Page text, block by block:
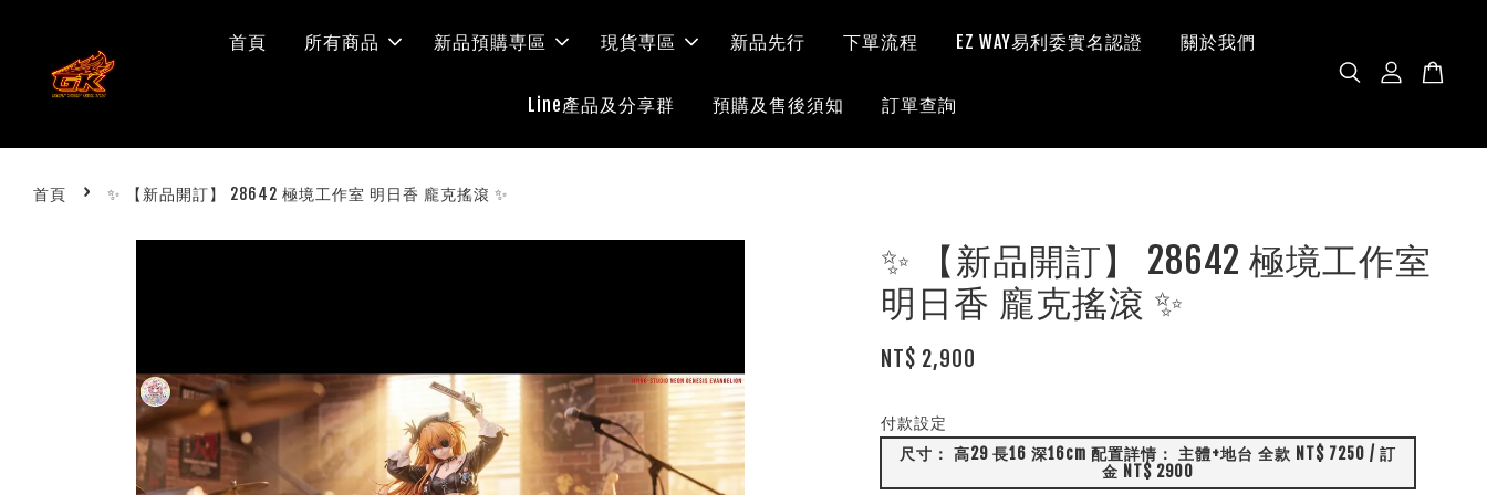
首頁 所有商品 新品預購専區 現貨専區 新品先行 下單流程 EZ WAY易利委實名認證 關於我們
Line產品及分享群 預購及售後須知 訂單查詢
首頁 › ✨ 【新品開訂】 28642 極境工作室 明日香 龐克搖滾 ✨
✨ 【新品開訂】 28642 極境工作室
明日香 龐克搖滾 ✨
NT$ 2,900
付款設定
尺寸： 高29 長16 深16cm 配置詳情： 主體+地台 全款 NT$ 7250 / 訂
金 NT$ 2900